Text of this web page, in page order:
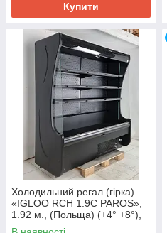
Купити
Холодильний регал (гірка)
«IGLOO RCH 1.9C PAROS»,
1.92 м., (Польща) (+4° +8°),
Б/у